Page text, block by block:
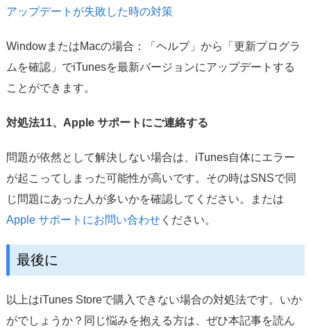
アップデートが失敗した時の対策
WindowまたはMacの場合：「ヘルプ」から「更新プログラ
ムを確認」でiTunesを最新バージョンにアップデートする
ことができます。
対処法11、Apple サポートにご連絡する
問題が依然として解決しない場合は、iTunes自体にエラー
が起こってしまった可能性が高いです。その時はSNSで同
じ問題にあった人が多いかを確認してください。または
Apple サポートにお問い合わせください。
最後に
以上はiTunes Storeで購入できない場合の対処法です。いか
がでしょうか？同じ悩みを抱える方は、ぜひ本記事を読ん